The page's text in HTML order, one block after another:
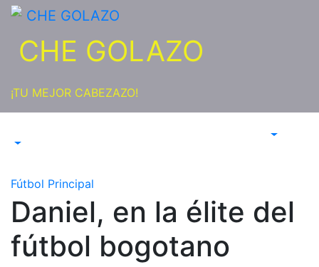
Saltar
contenido
CHE GOLAZO
¡TU MEJOR CABEZAZO!
Fútbol Principal
Daniel, en la élite del
fútbol bogotano